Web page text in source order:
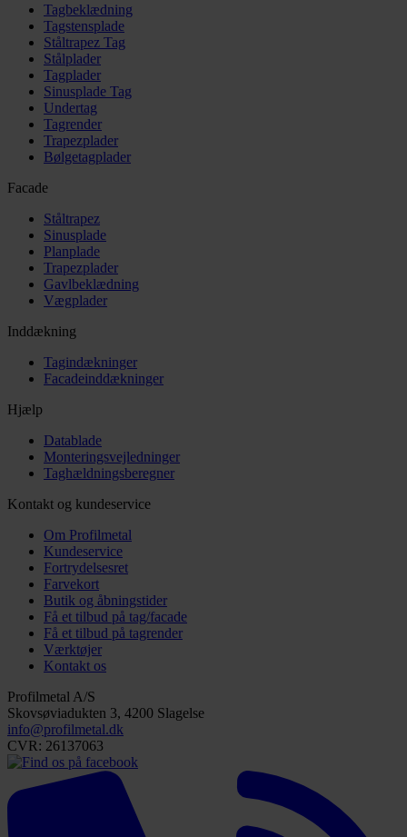
Tagbeklædning
Tagstensplade
Ståltrapez Tag
Stålplader
Tagplader
Sinusplade Tag
Undertag
Tagrender
Trapezplader
Bølgetagplader
Facade
Ståltrapez
Sinusplade
Planplade
Trapezplader
Gavlbeklædning
Vægplader
Inddækning
Tagindækninger
Facadeinddækninger
Hjælp
Datablade
Monteringsvejledninger
Taghældningsberegner
Kontakt og kundeservice
Om Profilmetal
Kundeservice
Fortrydelsesret
Farvekort
Butik og åbningstider
Få et tilbud på tag/facade
Få et tilbud på tagrender
Værktøjer
Kontakt os
Profilmetal A/S
Skovsøviadukten 3, 4200 Slagelse
info@profilmetal.dk
CVR: 26137063